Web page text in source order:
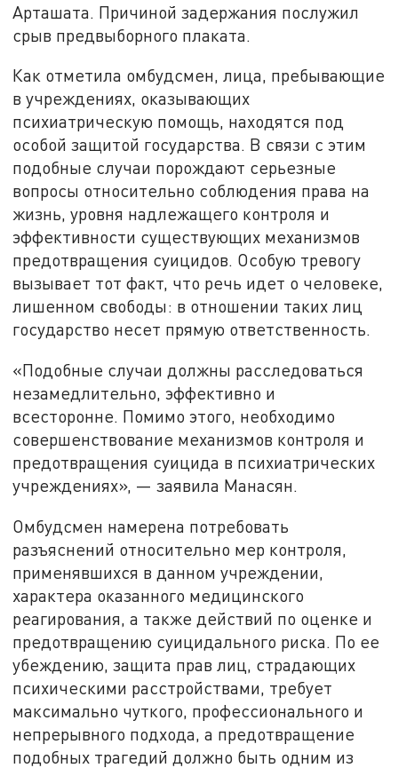
Арташата. Причиной задержания послужил
срыв предвыборного плаката.
Как отметила омбудсмен, лица, пребывающие
в учреждениях, оказывающих
психиатрическую помощь, находятся под
особой защитой государства. В связи с этим
подобные случаи порождают серьезные
вопросы относительно соблюдения права на
жизнь, уровня надлежащего контроля и
эффективности существующих механизмов
предотвращения суицидов. Особую тревогу
вызывает тот факт, что речь идет о человеке,
лишенном свободы: в отношении таких лиц
государство несет прямую ответственность.
«Подобные случаи должны расследоваться
незамедлительно, эффективно и
всесторонне. Помимо этого, необходимо
совершенствование механизмов контроля и
предотвращения суицида в психиатрических
учреждениях», — заявила Манасян.
Омбудсмен намерена потребовать
разъяснений относительно мер контроля,
применявшихся в данном учреждении,
характера оказанного медицинского
реагирования, а также действий по оценке и
предотвращению суицидального риска. По ее
убеждению, защита прав лиц, страдающих
психическими расстройствами, требует
максимально чуткого, профессионального и
непрерывного подхода, а предотвращение
подобных трагедий должно быть одним из